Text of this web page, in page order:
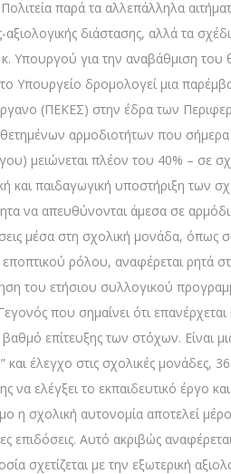
παρά τα αλλεπάλληλα
διάστασης, αλλά τα
κ. Υπουργού για την αναβάθμιση
Υπουργείο δρομολογεί μια
(ΠΕΚΕΣ) στην έδρα των
αρμοδιοτήτων που
μειώνεται πλέον του 40% –
και παιδαγωγική υποστήριξη
να απευθύνονται άμεσα σε
μέσα στη σχολική μονάδα, όπως
εποπτικού ρόλου, αναφέρεται
του ετήσιου συλλογικού
που σημαίνει ότι
επίτευξης των στόχων. Είναι
έλεγχο στις σχολικές μονάδες,
να ελέγξει το εκπαιδευτικό έργο
σχολική αυτονομία αποτελεί
επιδόσεις. Αυτό ακριβώς
σχετίζεται με την εξωτερική